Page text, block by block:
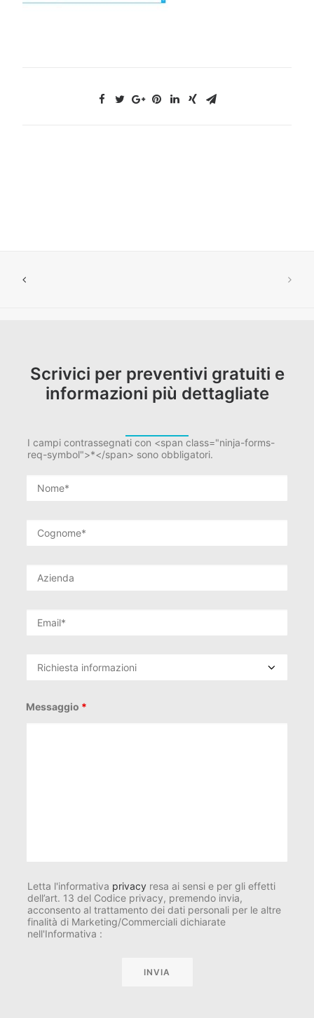
Scrivici per preventivi gratuiti e
informazioni più dettagliate
I campi contrassegnati con <span class="ninja-forms-
req-symbol">*</span> sono obbligatori.
Messaggio *
Letta l'informativa privacy resa ai sensi e per gli effetti
dell’art. 13 del Codice privacy, premendo invia,
acconsento al trattamento dei dati personali per le altre
finalità di Marketing/Commerciali dichiarate
nell'Informativa :